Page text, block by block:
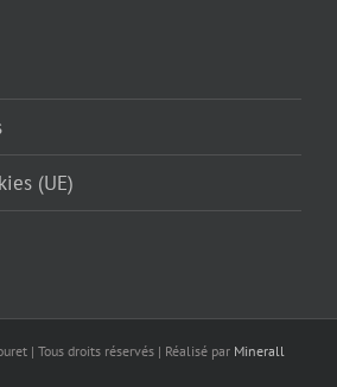
(UE)
| Tous droits réservés | Réalisé par Minerall